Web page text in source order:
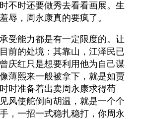
不时还要做秀去看看画展。生
辱，周永康真的要疯了。
受能力都是有一定限度的。让
前的处境：其靠山，江泽民已
庆红只是想要利用他为自己谋
薄熙来一般被拿下，就是如贾
时准备着出卖周永康求得苟
风使舵倒向胡温，就是一个个
，一招一式稳扎稳打，你周永